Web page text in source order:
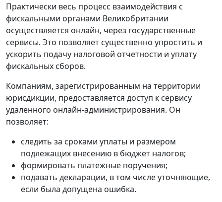
Практически весь процесс взаимодействия с
фискальными органами Великобритании
осуществляется онлайн, через государственные
сервисы. Это позволяет существенно упростить и
ускорить подачу налоговой отчетности и уплату
фискальных сборов.
Компаниям, зарегистрированным на территории
юрисдикции, предоставляется доступ к сервису
удаленного онлайн-администрирования. Он
позволяет:
следить за сроками уплаты и размером
подлежащих внесению в бюджет налогов;
формировать платежные поручения;
подавать декларации, в том числе уточняющие,
если была допущена ошибка.